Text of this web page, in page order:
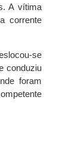
A vítima
corrente
se
conduziu
foram